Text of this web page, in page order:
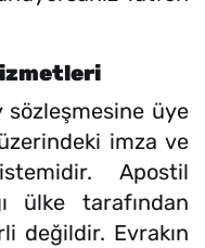
sözleşmesine üye
imza ve
Apostil
ülke tarafından
değildir. Evrakın